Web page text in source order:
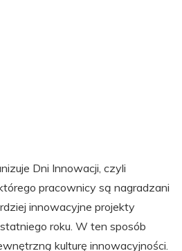
Dni Innowacji, czyli
pracownicy są nagradzani
innowacyjne projekty
roku. W ten sposób
kulturę innowacyjności.